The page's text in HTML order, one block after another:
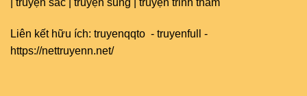
Liên kết hữu ích: truyenqqto - truyenfull
-
https://nettruyenn.net/